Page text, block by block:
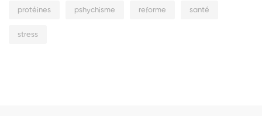
protéines pshychisme reforme santé
stress